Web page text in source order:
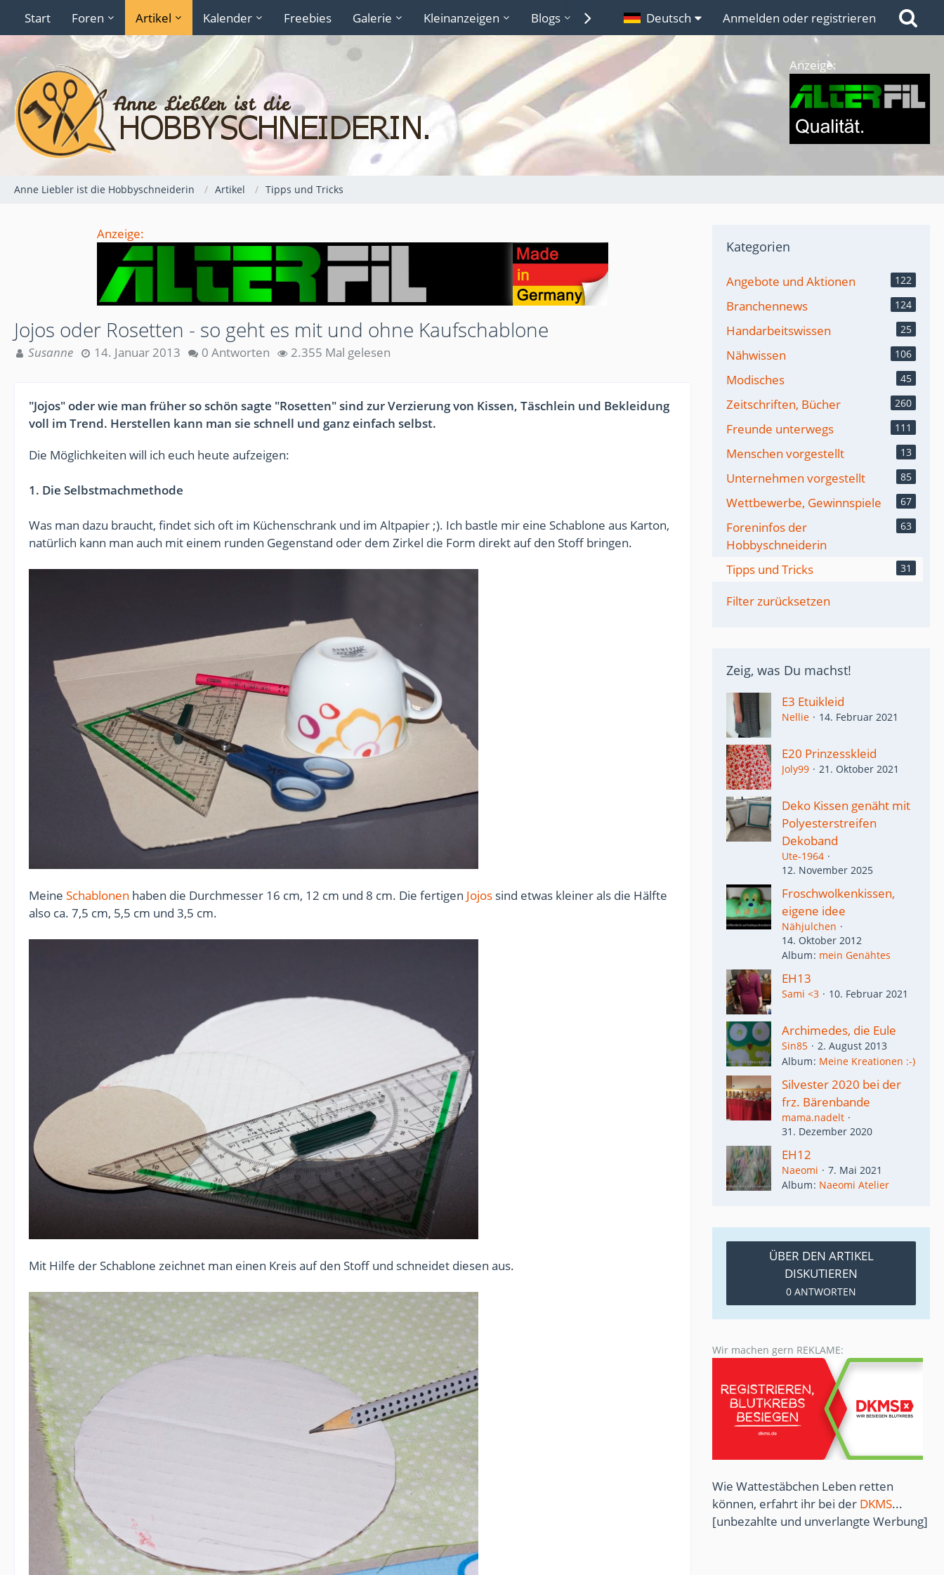
Start Foren Artikel Kalender Freebies Galerie Kleinanzeigen Blogs Lexikon Links
Deutsch Anmelden oder registrieren
Anzeige:
Anne Liebler ist die Hobbyschneiderin Artikel Tipps und Tricks
Anzeige:
Jojos oder Rosetten - so geht es mit und ohne Kaufschablone
Susanne 14. Januar 2013 0 Antworten 2.355 Mal gelesen
"Jojos" oder wie man früher so schön sagte "Rosetten" sind zur Verzierung von Kissen, Täschlein und Bekleidung
voll im Trend. Herstellen kann man sie schnell und ganz einfach selbst.
Die Möglichkeiten will ich euch heute aufzeigen:
1. Die Selbstmachmethode
Was man dazu braucht, findet sich oft im Küchenschrank und im Altpapier ;). Ich bastle mir eine Schablone aus Karton,
natürlich kann man auch mit einem runden Gegenstand oder dem Zirkel die Form direkt auf den Stoff bringen.
Meine Schablonen haben die Durchmesser 16 cm, 12 cm und 8 cm. Die fertigen Jojos sind etwas kleiner als die Hälfte
also ca. 7,5 cm, 5,5 cm und 3,5 cm.
Mit Hilfe der Schablone zeichnet man einen Kreis auf den Stoff und schneidet diesen aus.
Kategorien
Angebote und Aktionen 122
Branchennews 124
Handarbeitswissen 25
Nähwissen 106
Modisches 45
Zeitschriften, Bücher 260
Freunde unterwegs 111
Menschen vorgestellt 13
Unternehmen vorgestellt 85
Wettbewerbe, Gewinnspiele 67
Foreninfos der
Hobbyschneiderin
63
Tipps und Tricks 31
Filter zurücksetzen
Zeig, was Du machst!
E3 Etuikleid
Nellie 14. Februar 2021
E20 Prinzesskleid
Joly99 21. Oktober 2021
Deko Kissen genäht mit
Polyesterstreifen
Dekoband
Ute-1964
12. November 2025
Froschwolkenkissen,
eigene idee
Nähjulchen
14. Oktober 2012
Album mein Genähtes
EH13
Sami <3 10. Februar 2021
Archimedes, die Eule
Sin85
2. August 2013
Album Meine Kreationen :-)
Silvester 2020 bei der
frz. Bärenbande
mama.nadelt
31. Dezember 2020
EH12
Naeomi
7. Mai 2021
Album Naeomi Atelier
ÜBER DEN ARTIKEL
DISKUTIEREN
0 ANTWORTEN
Wir machen gern REKLAME:
Wie Wattestäbchen Leben retten
können, erfahrt ihr bei der DKMS...
[unbezahlte und unverlangte Werbung]